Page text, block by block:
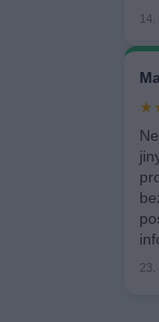
14.
23.